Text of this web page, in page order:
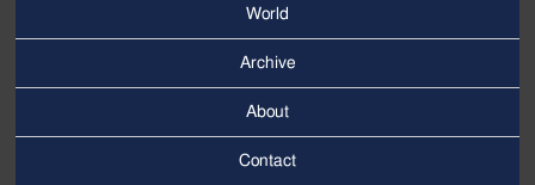
World
Menu
Archive
About
Contact